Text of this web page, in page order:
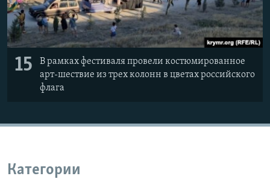
15
В рамках фестиваля провели костюмированное
арт-шествие из трех колонн в цветах российского
флага
Категории